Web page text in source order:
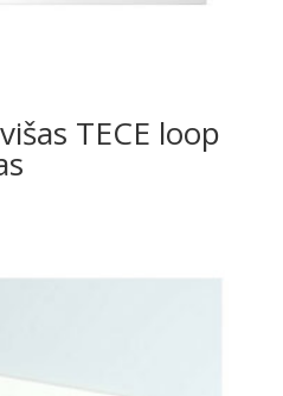
TECE loop